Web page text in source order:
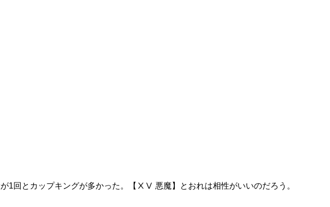
1回とカップキングが多かった。【ⅩⅤ 悪魔】とおれは相性がいいのだろう。